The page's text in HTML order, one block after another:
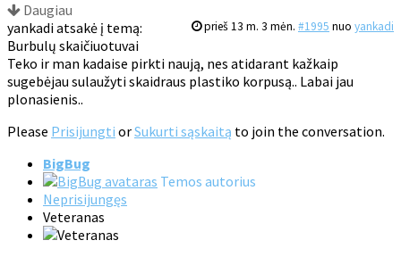
Daugiau
prieš 13 m. 3 mėn. #1995 nuo yankadi
yankadi atsakė į temą:
Burbulų skaičiuotuvai
Teko ir man kadaise pirkti naują, nes atidarant kažkaip
sugebėjau sulaužyti skaidraus plastiko korpusą.. Labai jau
plonasienis..
Please Prisijungti orSukurti sąskaitą to join the conversation.
BigBug
Temos autorius
Neprisijungęs
Veteranas